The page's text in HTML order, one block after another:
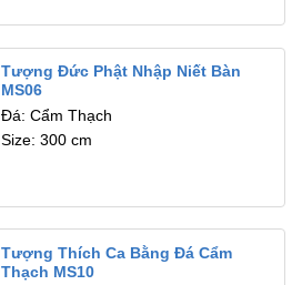
Tượng Đức Phật Nhập Niết Bàn
MS06
Đá: Cẩm Thạch
Size: 300 cm
Tượng Thích Ca Bằng Đá Cẩm
Thạch MS10